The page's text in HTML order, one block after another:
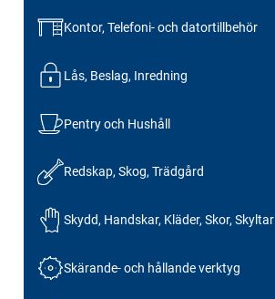
Kontor, Telefoni- och datortillbehör
Lås, Beslag, Inredning
Pentry och Hushåll
Redskap, Skog, Trädgård
Skydd, Handskar, Kläder, Skor, Skyltar
Skärande- och hållande verktyg